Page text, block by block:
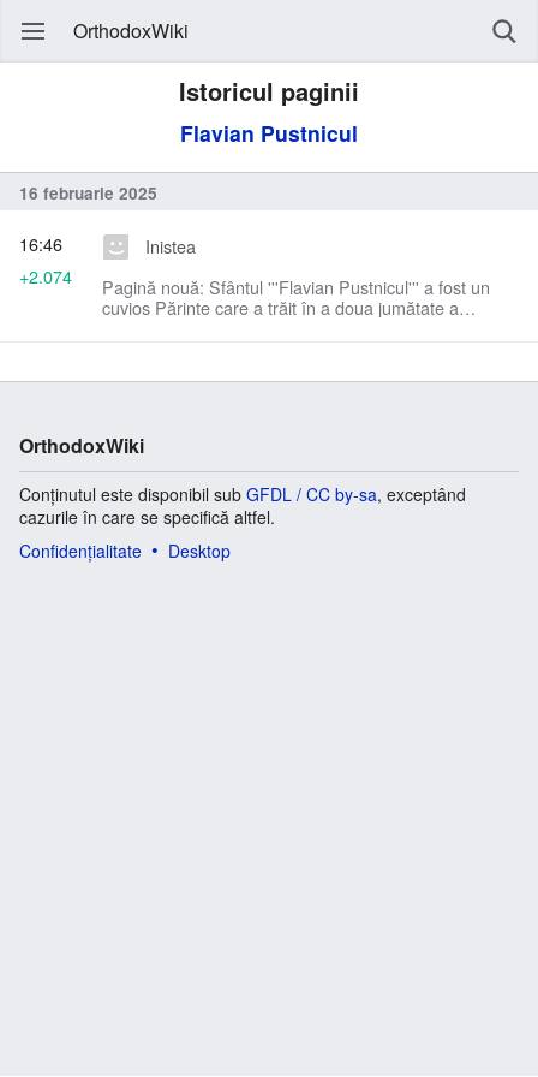
OrthodoxWiki
Istoricul paginii
Flavian Pustnicul
16 februarie 2025
Inistea
Pagină nouă: Sfântul '''Flavian Pustnicul''' a fost un
cuvios Părinte care a trăit în a doua jumătate a
16:46
+2.074
OrthodoxWiki
Conținutul este disponibil sub GFDL / CC by-sa, exceptând
cazurile în care se specifică altfel.
Confidențialitate
Desktop